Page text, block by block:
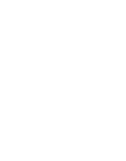
illo placeat